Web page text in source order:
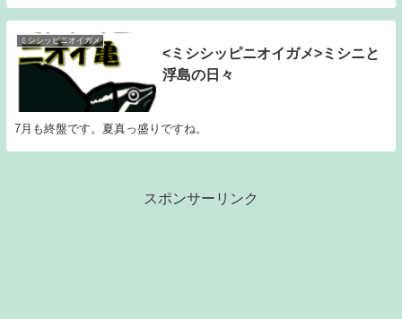
ミシシッピニオイガメ
<ミシシッピニオイガメ>ミシニと
浮島の日々
7月も終盤です。夏真っ盛りですね。
スポンサーリンク